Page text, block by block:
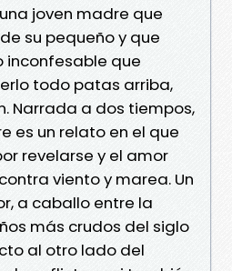
joven madre que
su pequeño y que
inconfesable que
todo patas arriba,
Narrada a dos tiempos,
es un relato en el que
revelarse y el amor
viento y marea. Un
a caballo entre la
más crudos del siglo
al otro lado del